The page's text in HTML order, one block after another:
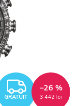
GRATUIT 3 442 lei
–26 %